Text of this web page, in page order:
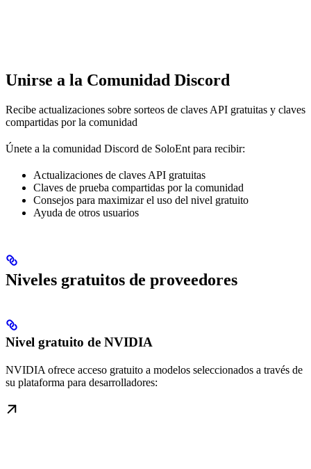
Unirse a la Comunidad Discord
Recibe actualizaciones sobre sorteos de claves API gratuitas y claves
compartidas por la comunidad
Únete a la comunidad Discord de SoloEnt para recibir:
Actualizaciones de claves API gratuitas
Claves de prueba compartidas por la comunidad
Consejos para maximizar el uso del nivel gratuito
Ayuda de otros usuarios
Niveles gratuitos de proveedores
Nivel gratuito de NVIDIA
NVIDIA ofrece acceso gratuito a modelos seleccionados a través de
su plataforma para desarrolladores: